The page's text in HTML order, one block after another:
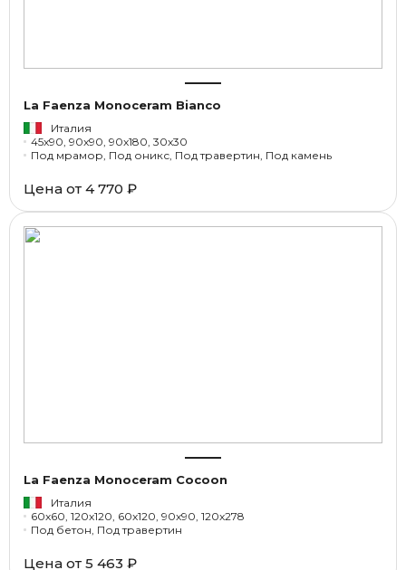
La Faenza Monoceram Bianco
Италия
45x90, 90x90, 90x180, 30x30
Под мрамор, Под оникс, Под травертин, Под камень
Цена от 4 770 ₽
La Faenza Monoceram Cocoon
Италия
60x60, 120x120, 60x120, 90x90, 120x278
Под бетон, Под травертин
Цена от 5 463 ₽